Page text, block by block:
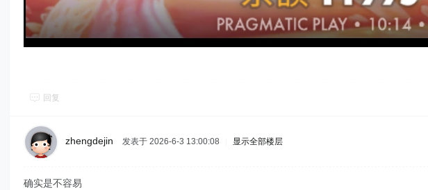
回复
zhengdejin 发表于 2026-6-3 13:00:08 显示全部楼层
确实是不容易